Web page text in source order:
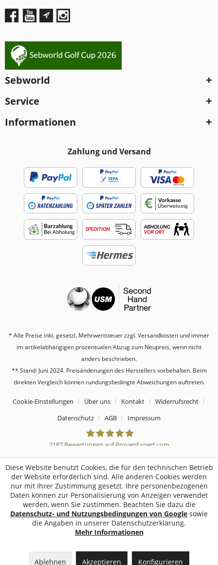
Sebworld
Service
Informationen
Zahlung und Versand
* Alle Preise inkl. gesetzl. Mehrwertsteuer zzgl.Versandkosten und immer
im artikelabhängigen prozentualen Abzug zum Neupreis, wenn nicht
anders beschrieben.
** Stand: Juni 2024. Preisänderungen des Herstellers vorbehalten. Beim
direkten Vergleich können rundungsbedingte Abweichungen auftreten.
Cookie-Einstellungen Über uns Kontakt
Widerrufsrecht
Datenschutz
AGB Impressum
Sebworld
2187Bewertungen auf ProvenExpert.com
Diese Website benutzt Cookies, die für den technischen Betrieb
der Website erforderlich sind. Alle anderen Cookies werden
nur mit Ihrer Zustimmung gesetzt. Ihre personenbezogenen
Daten können zur Personalisierung von Anzeigen verwendet
werden, wenn Sie zustimmen. Beachten Sie dazu die
Datenschutz- und Nutzungsbedingungen von Google sowie
die Angaben in unserer Datenschutzerklärung.
Mehr Informationen
Ablehnen Akzeptieren Konfigurieren